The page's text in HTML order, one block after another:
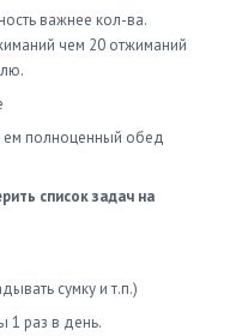
важнее кол-ва.
чем 20 отжиманий
ем полноценный обед
список задач на
сумку и т.п.)
1 раз в день.